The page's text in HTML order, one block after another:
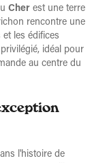
Cher est une terre
rencontre une
les édifices
idéal pour
au centre du
l'histoire de